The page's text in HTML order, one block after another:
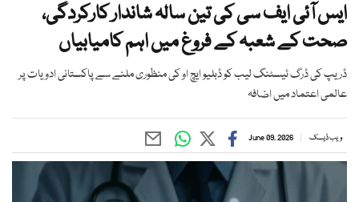
ایس آئی ایف سی کی تین سالہ شاندار کارکردگی،
صحت کے شعبہ کے فروغ میں اہم کامیابیاں
ڈریپ کی ڈرگ ٹیسٹنگ لیب کو ڈبلیو ایچ او کی منظوری ملنے سے پاکستانی ادویات پر
عالمی اعتماد میں اضافہ
ویب ڈیسک June 09, 2026